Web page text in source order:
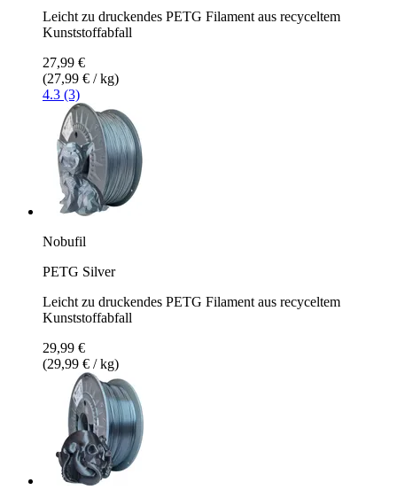
Leicht zu druckendes PETG Filament aus recyceltem
Kunststoffabfall
27,99 €
(27,99 € / kg)
4.3 (3)
Nobufil
PETG Silver
Leicht zu druckendes PETG Filament aus recyceltem
Kunststoffabfall
29,99 €
(29,99 € / kg)